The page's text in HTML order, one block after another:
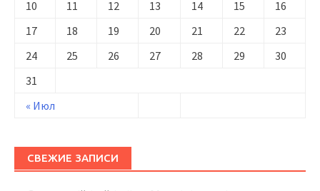
« Июл
10
11 12 13 14 15
16
17
18 19 20 21 22
23
24
25 26 27 28 29
30
31
СВЕЖИЕ ЗАПИСИ